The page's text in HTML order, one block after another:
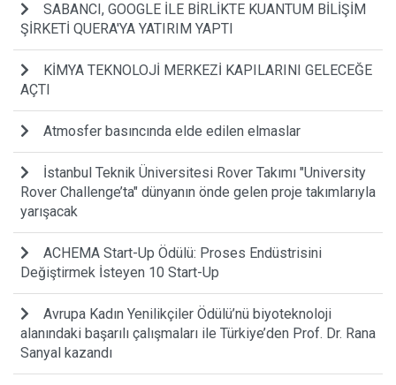
SABANCI, GOOGLE İLE BİRLİKTE KUANTUM BİLİŞİM
ŞİRKETİ QUERA'YA YATIRIM YAPTI
KİMYA TEKNOLOJİ MERKEZİ KAPILARINI GELECEĞE
AÇTI
Atmosfer basıncında elde edilen elmaslar
İstanbul Teknik Üniversitesi Rover Takımı "University
Rover Challenge’ta" dünyanın önde gelen proje takımlarıyla
yarışacak
ACHEMA Start-Up Ödülü: Proses Endüstrisini
Değiştirmek İsteyen 10 Start-Up
Avrupa Kadın Yenilikçiler Ödülü’nü biyoteknoloji
alanındaki başarılı çalışmaları ile Türkiye’den Prof. Dr. Rana
Sanyal kazandı